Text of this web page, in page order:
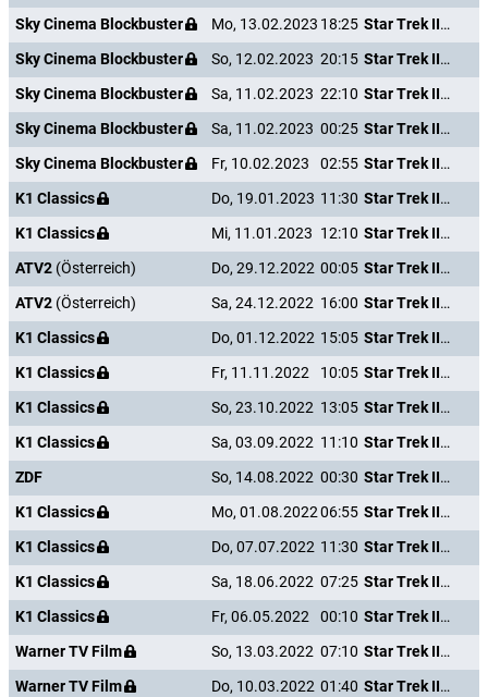
Sky Cinema Blockbuster
Mo, 13.02.2023 18:25
Star Trek III - Auf der Suche nach Mr. Spock
Sky Cinema Blockbuster
So, 12.02.2023 20:15
Star Trek III - Auf der Suche nach Mr. Spock
Sky Cinema Blockbuster
Sa, 11.02.2023 22:10
Star Trek III - Auf der Suche nach Mr. Spock
Sky Cinema Blockbuster
Sa, 11.02.2023 00:25
Star Trek III - Auf der Suche nach Mr. Spock
Sky Cinema Blockbuster
Fr, 10.02.2023 02:55
Star Trek III - Auf der Suche nach Mr. Spock
K1 Classics
Do, 19.01.2023 11:30
Star Trek III - Auf der Suche nach Mr. Spock
K1 Classics
Mi, 11.01.2023 12:10
Star Trek III - Auf der Suche nach Mr. Spock
ATV2 (Österreich) Do, 29.12.2022 00:05
Star Trek III - Auf der Suche nach Mr. Spock
ATV2 (Österreich) Sa, 24.12.2022 16:00
Star Trek III - Auf der Suche nach Mr. Spock
K1 Classics
Do, 01.12.2022 15:05
Star Trek III - Auf der Suche nach Mr. Spock
K1 Classics
Fr, 11.11.2022 10:05
Star Trek III - Auf der Suche nach Mr. Spock
K1 Classics
So, 23.10.2022 13:05
Star Trek III - Auf der Suche nach Mr. Spock
K1 Classics
Sa, 03.09.2022 11:10
Star Trek III - Auf der Suche nach Mr. Spock
ZDF
So, 14.08.2022 00:30
Star Trek III - Auf der Suche nach Mr. Spock
K1 Classics
Mo, 01.08.202206:55
Star Trek III - Auf der Suche nach Mr. Spock
K1 Classics
Do, 07.07.2022 11:30
Star Trek III - Auf der Suche nach Mr. Spock
K1 Classics
Sa, 18.06.2022 07:25
Star Trek III - Auf der Suche nach Mr. Spock
K1 Classics
Fr, 06.05.2022 00:10
Star Trek III - Auf der Suche nach Mr. Spock
Warner TV Film
So, 13.03.2022 07:10
Star Trek III - Auf der Suche nach Mr. Spock
Warner TV Film
Do, 10.03.2022 01:40
Star Trek III - Auf der Suche nach Mr. Spock